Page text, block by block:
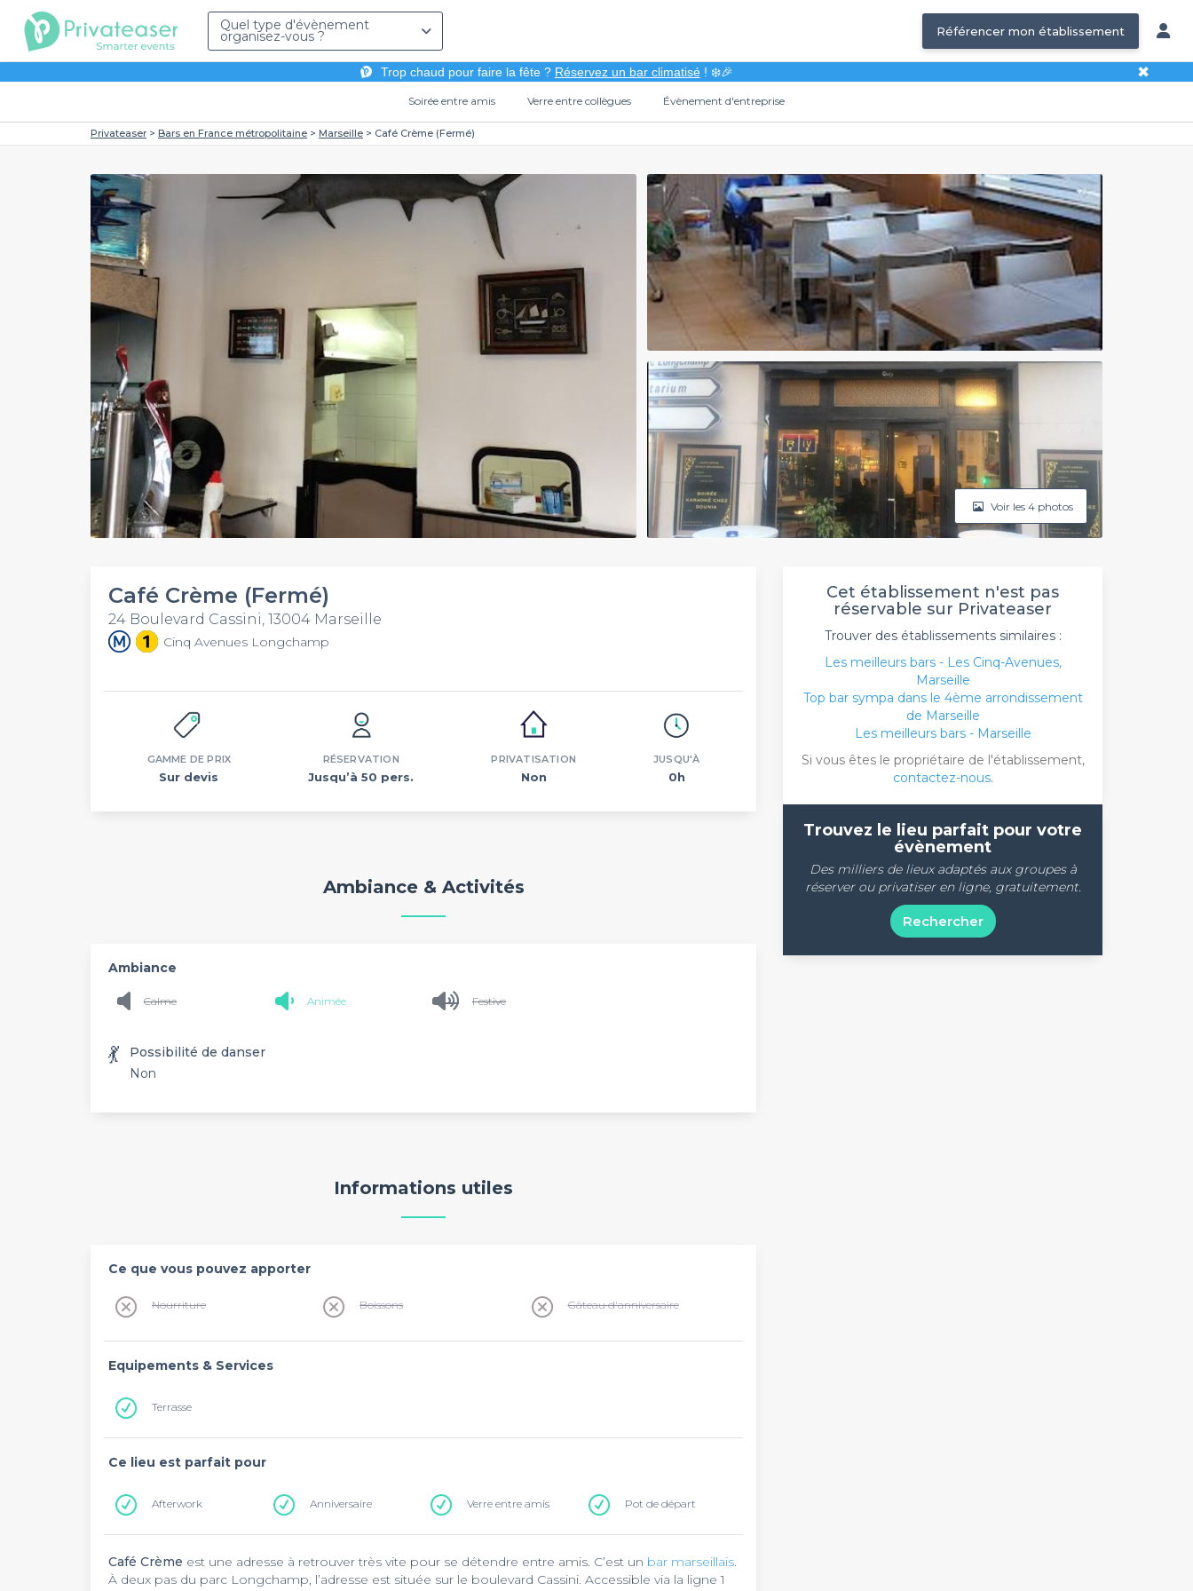
Quel type d'évènement
organisez-vous ? Référencer mon établissement
Trop chaud pour faire la fête ? Réservez un bar climatisé! ❄️🎉 ✖
Soirée entre amis Verre entre collègues Évènement d'entreprise
Privateaser Bars en France métropolitaine Marseille Café Crème (Fermé)
Voir les 4 photos
Café Crème (Fermé)
24 Boulevard Cassini, 13004 Marseille
Cinq Avenues Longchamp
GAMME DE PRIX
Sur devis
RÉSERVATION
Jusqu’à 50 pers.
PRIVATISATION
Non
JUSQU'À
0h
Ambiance & Activités
Ambiance
Calme Animée Festive
💃
Possibilité de danser
Non
Informations utiles
Ce que vous pouvez apporter
Nourriture Boissons Gâteau d'anniversaire
Equipements & Services
Terrasse
Ce lieu est parfait pour
Afterwork Anniversaire Verre entre amis Pot de départ
Café Crème est une adresse à retrouver très vite pour se détendre entre amis. C’est un bar marseillais.
À deux pas du parc Longchamp, l’adresse est située sur le boulevard Cassini. Accessible via la ligne 1
Cet établissement n'est pas
réservable sur Privateaser
Trouver des établissements similaires :
Les meilleurs bars - Les Cinq-Avenues,
Marseille
Top bar sympa dans le 4ème arrondissement
de Marseille
Les meilleurs bars - Marseille
Si vous êtes le propriétaire de l'établissement,
contactez-nous.
Trouvez le lieu parfait pour votre
évènement
Des milliers de lieux adaptés aux groupes à
réserver ou privatiser en ligne, gratuitement.
Rechercher